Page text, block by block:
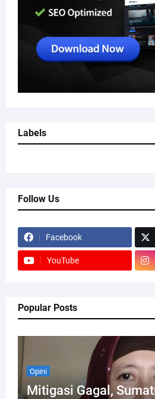
Labels
Follow Us
Facebook
YouTube
Popular Posts
Opini
Mitigasi Gagal,